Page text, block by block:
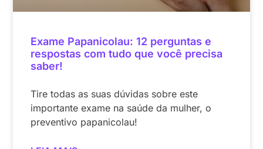
Exame Papanicolau: 12 perguntas e
respostas com tudo que você precisa
saber!
Tire todas as suas dúvidas sobre este
importante exame na saúde da mulher, o
preventivo papanicolau!